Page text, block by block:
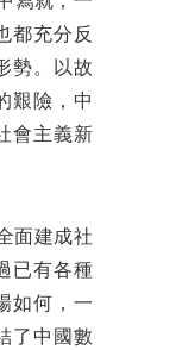
都充分反
勢。以故
艱險，中
會主義新
面建成社
已有各種
如何，一
了中國數